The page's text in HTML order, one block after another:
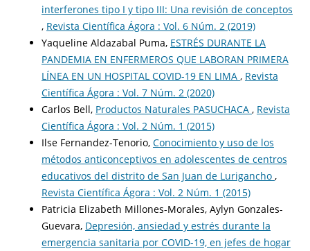
interferones tipo I y tipo III: Una revisión de conceptos
, Revista Científica Ágora : Vol. 6 Núm. 2 (2019)
Yaqueline Aldazabal Puma, ESTRÉS DURANTE LA
PANDEMIA EN ENFERMEROS QUE LABORAN PRIMERA
LÍNEA EN UN HOSPITAL COVID-19 EN LIMA , Revista
Científica Ágora : Vol. 7 Núm. 2 (2020)
Carlos Bell, Productos Naturales PASUCHACA , Revista
Científica Ágora : Vol. 2 Núm. 1 (2015)
Ilse Fernandez-Tenorio, Conocimiento y uso de los
métodos anticonceptivos en adolescentes de centros
educativos del distrito de San Juan de Lurigancho ,
Revista Científica Ágora : Vol. 2 Núm. 1 (2015)
Patricia Elizabeth Millones-Morales, Aylyn Gonzales-
Guevara, Depresión, ansiedad y estrés durante la
emergencia sanitaria por COVID-19, en jefes de hogar